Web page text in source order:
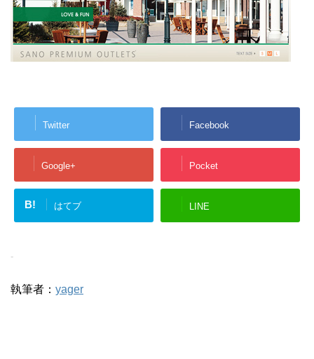
Twitter Facebook
Google+ Pocket
B! はてブ LINE
-
執筆者： yager